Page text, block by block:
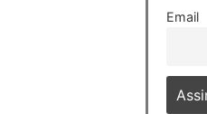
Email